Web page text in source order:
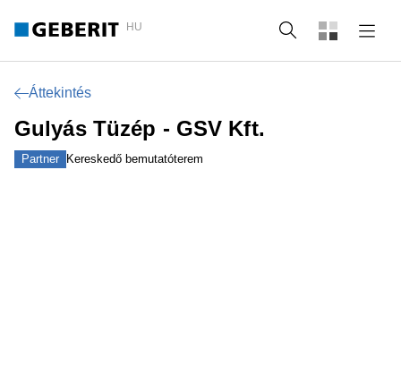
HU Keresés
Áttekintés
Gulyás Tüzép - GSV Kft.
Partner Kereskedő bemutatóterem